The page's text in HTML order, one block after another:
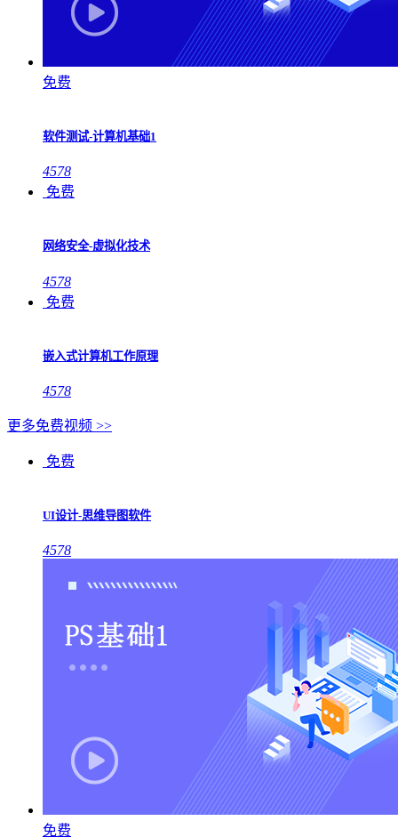
免费
软件测试-计算机基础1
4578
免费
网络安全-虚拟化技术
4578
免费
嵌入式计算机工作原理
4578
更多免费视频 >>
免费
UI设计-思维导图软件
4578
免费